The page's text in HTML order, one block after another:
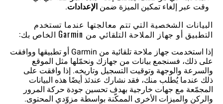
وقت عبر إلغاء تمكين الميزة ضمن الإعدادات.
البيانات الشخصية التي تتم معالجتها عندما تستخدم
التطبيق أو جهاز الملاحة التلقائي من Garmin الخاص بك:
إذا استخدمت جهاز ملاحة تلقائية من Garmin أو تطبيقها ووافقت
على ذلك، فسنجمع بيانات من جهازك ونحمّلها مثل الموقع
والسرعة والوجهة وتوقيت التسجيل وتاريخه. إذا وافقت على
ذلك عندما يُطلب منك، فقد نشارك عندئذ أيضًا هذه البيانات
المجمّعة مع جهات خارجية بهدف تحسين جودة حركة المرور
والركن والميزات الأخرى الممكّنة بواسطة مزوّدي المحتوى.